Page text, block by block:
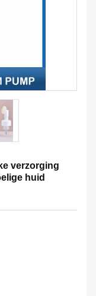
verzorging
huid